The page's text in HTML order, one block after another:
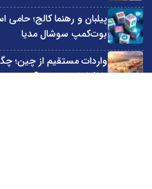
پیلبان و رهنما کالج؛ حامی
بوت‌کمپ سوشال مدیا
واردات مستقیم از چین؛
را افزایش می‌دهد؟